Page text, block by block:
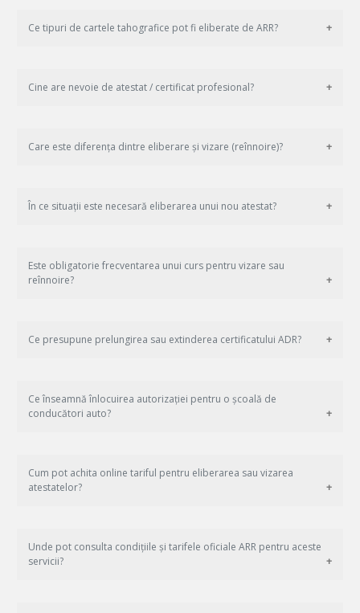
Ce tipuri de cartele tahografice pot fi eliberate de ARR?
Cine are nevoie de atestat / certificat profesional?
Care este diferența dintre eliberare și vizare (reînnoire)?
În ce situații este necesară eliberarea unui nou atestat?
Este obligatorie frecventarea unui curs pentru vizare sau
reînnoire?
Ce presupune prelungirea sau extinderea certificatului ADR?
Ce înseamnă înlocuirea autorizației pentru o școală de
conducători auto?
Cum pot achita online tariful pentru eliberarea sau vizarea
atestatelor?
Unde pot consulta condițiile și tarifele oficiale ARR pentru aceste
servicii?